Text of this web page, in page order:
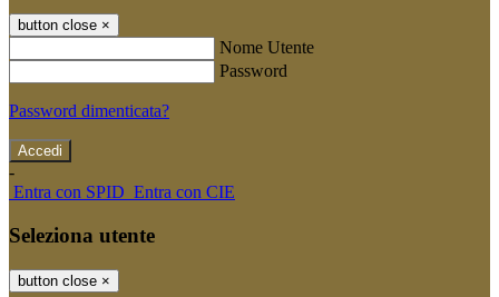
button close ×
Nome Utente
Password
Password dimenticata?
-
Entra con SPID Entra con CIE
Seleziona utente
button close ×